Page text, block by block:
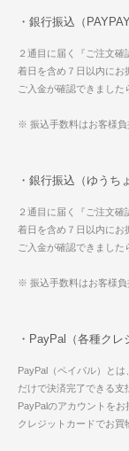
・銀行振込（
２通目に届く『ご注文
着日を含め７日以内にお
ご入金が確認できました
※ 振込手数料はお客様負
・銀行振込（ゆうち
２通目に届く『ご注文
着日を含め７日以内にお
ご入金が確認できました
※ 振込手数料はお客様
・PayPal（各種クレ
PayPal（ペイパル）と
だけで決済完了できる支
PayPalのアカウントを
クレジットカードでお買